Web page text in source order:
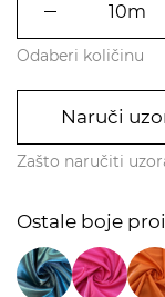
Odaberi količinu
Naruči
Zašto naručiti
Ostale boje